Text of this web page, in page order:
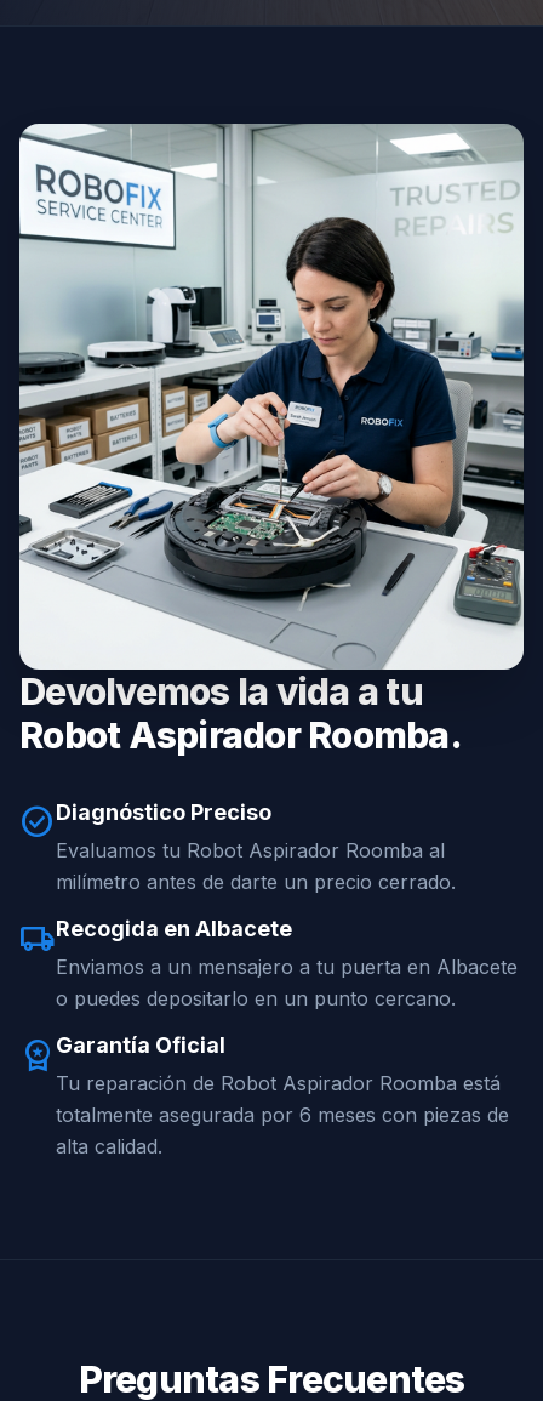
Devolvemos la vida a tu
Robot Aspirador Roomba.
check_circleDiagnóstico Preciso
Evaluamos tu Robot Aspirador Roomba al
milímetro antes de darte un precio cerrado.
local_shippingRecogida en Albacete
Enviamos a un mensajero a tu puerta en Albacete
o puedes depositarlo en un punto cercano.
workspace_premium Garantía Oficial
Tu reparación de Robot Aspirador Roomba está
totalmente asegurada por 6 meses con piezas de
alta calidad.
Preguntas Frecuentes